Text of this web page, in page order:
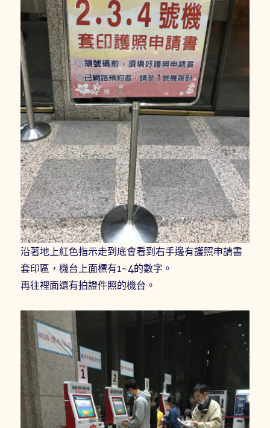
沿著地上紅色指示走到底會看到右手邊有護照申請書
套印區，機台上面標有1~4的數字。
再往裡面還有拍證件照的機台。